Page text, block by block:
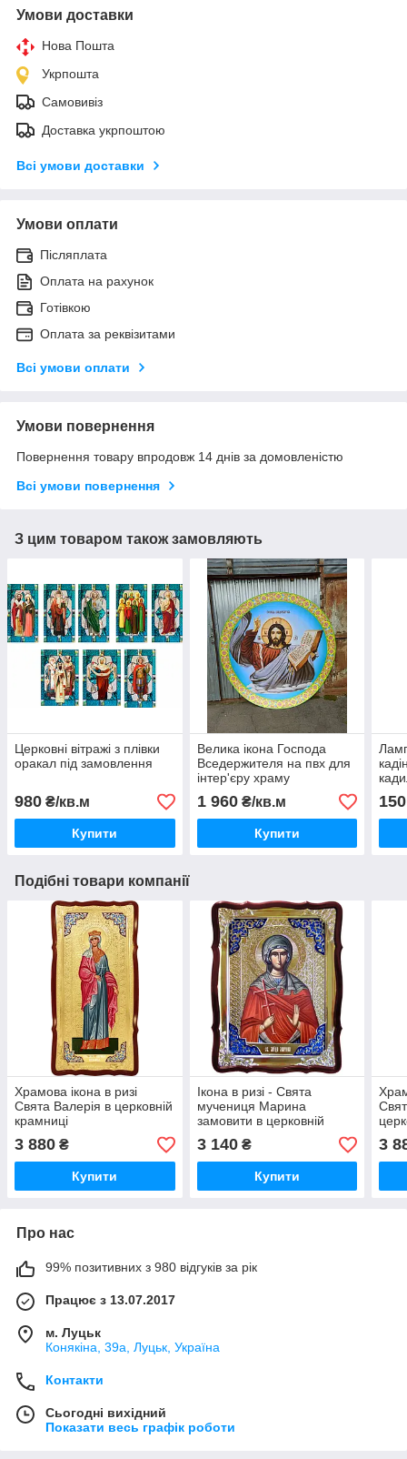
Умови доставки
Нова Пошта
Укрпошта
Самовивіз
Доставка укрпоштою
Всі умови доставки
Умови оплати
Післяплата
Оплата на рахунок
Готівкою
Оплата за реквізитами
Всі умови оплати
Умови повернення
Повернення товару впродовж 14 днів за домовленістю
Всі умови повернення
З цим товаром також замовляють
Церковні вітражі з плівки
оракал під замовлення
980 ₴/кв.м
Купити
Велика ікона Господа
Вседержителя на пвх для
інтер'єру храму
1 960₴/кв.м
Купити
150
Подібні товари компанії
Храмова ікона в ризі
Свята Валерія в церковній
крамниці
3 880 ₴
Купити
Ікона в ризі - Свята
мучениця Марина
замовити в церковній
3 140₴
Купити
3
Про нас
99% позитивних з 980 відгуків за рік
Працює з 13.07.2017
м. Луцьк
Конякіна, 39а, Луцьк, Україна
Контакти
Сьогодні вихідний
Показати весь графік роботи